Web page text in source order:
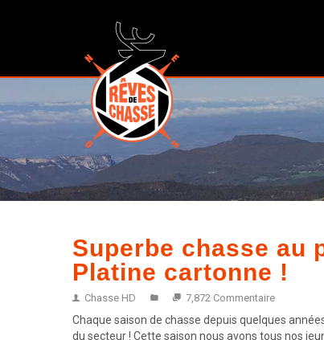
Superbe chasse au
Platine cartonne !
Chasse HD 7,872 Commentaire
Chaque saison de chasse depuis quelques
du secteur ! Cette saison nous avons tous nos